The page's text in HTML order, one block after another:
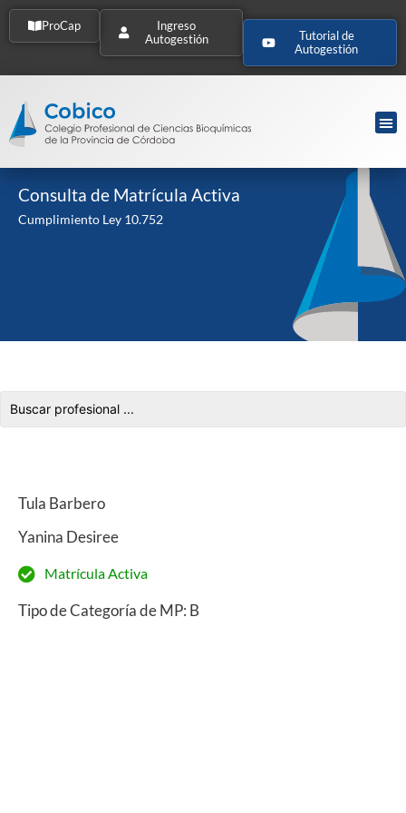
ProCap
Ingreso
Autogestión
Tutorial de
Autogestión
Consulta de Matrícula Activa
Cumplimiento Ley 10.752
Tula Barbero
Yanina Desiree
Matrícula Activa
Tipo de Categoría de MP: B